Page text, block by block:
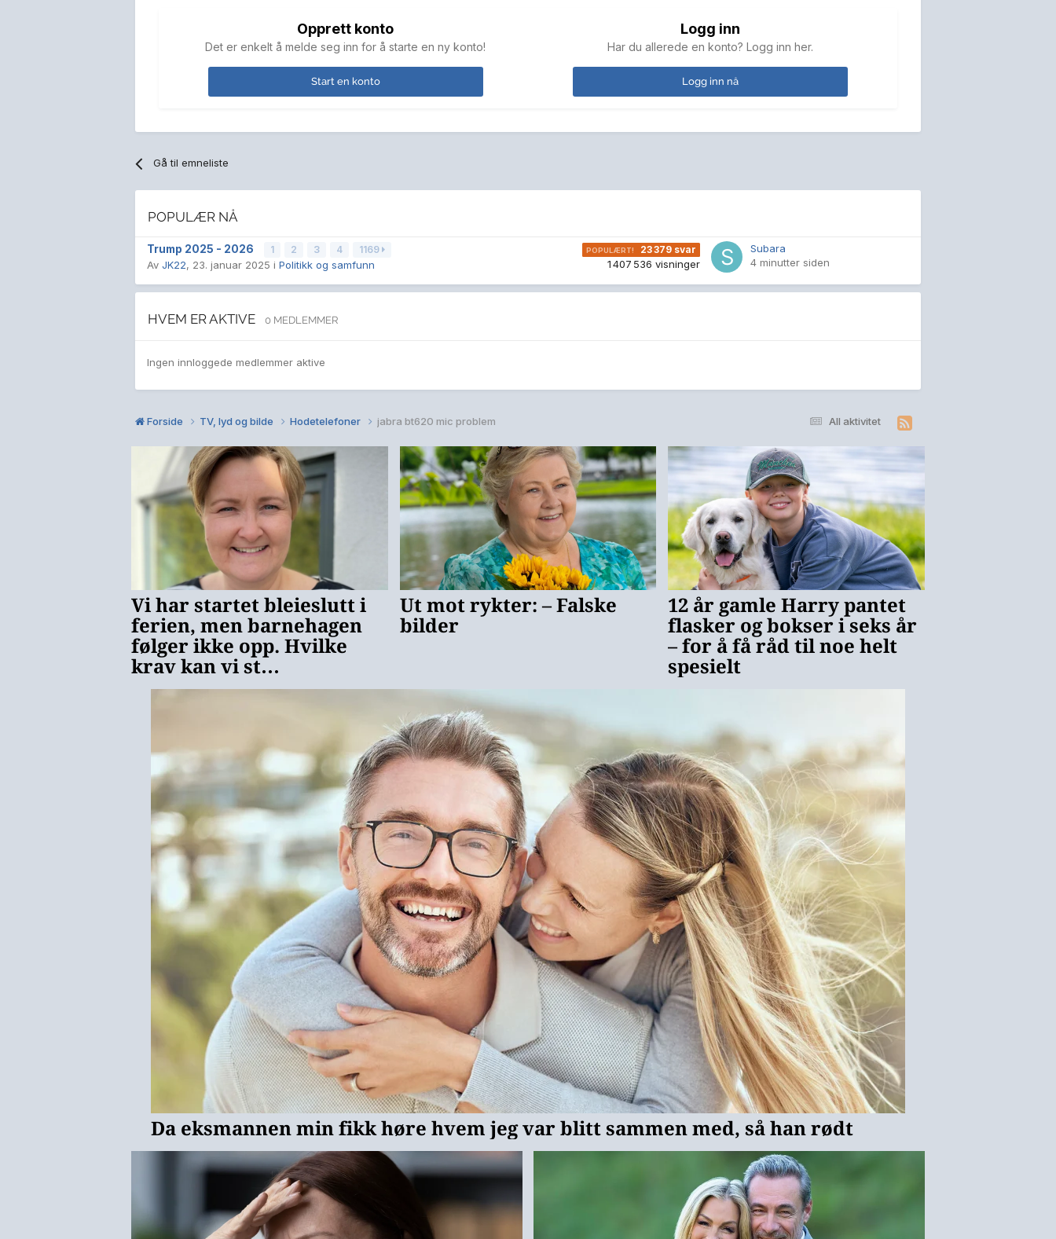
Opprett konto
Det er enkelt å melde seg inn for å starte en ny konto!
Start en konto
Logg inn
Har du allerede en konto? Logg inn her.
Logg inn nå
Gå til emneliste
POPULÆR NÅ
Trump 2025 - 2026 1 2 3 4 1169
Av JK22, 23. januar 2025 i Politikk og samfunn
23 379 svar
1 407 536 visninger
Subara
4 minutter siden
HVEM ER AKTIVE 0 MEDLEMMER
Ingen innloggede medlemmer aktive
All aktivitet
Forside TV, lyd og bilde Hodetelefoner jabra bt620 mic problem